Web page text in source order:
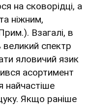
на сковорідці, а
ніжним,
Взагалі, в
великий спектр
яловичий язик
асортимент
найчастіше
Якщо раніше